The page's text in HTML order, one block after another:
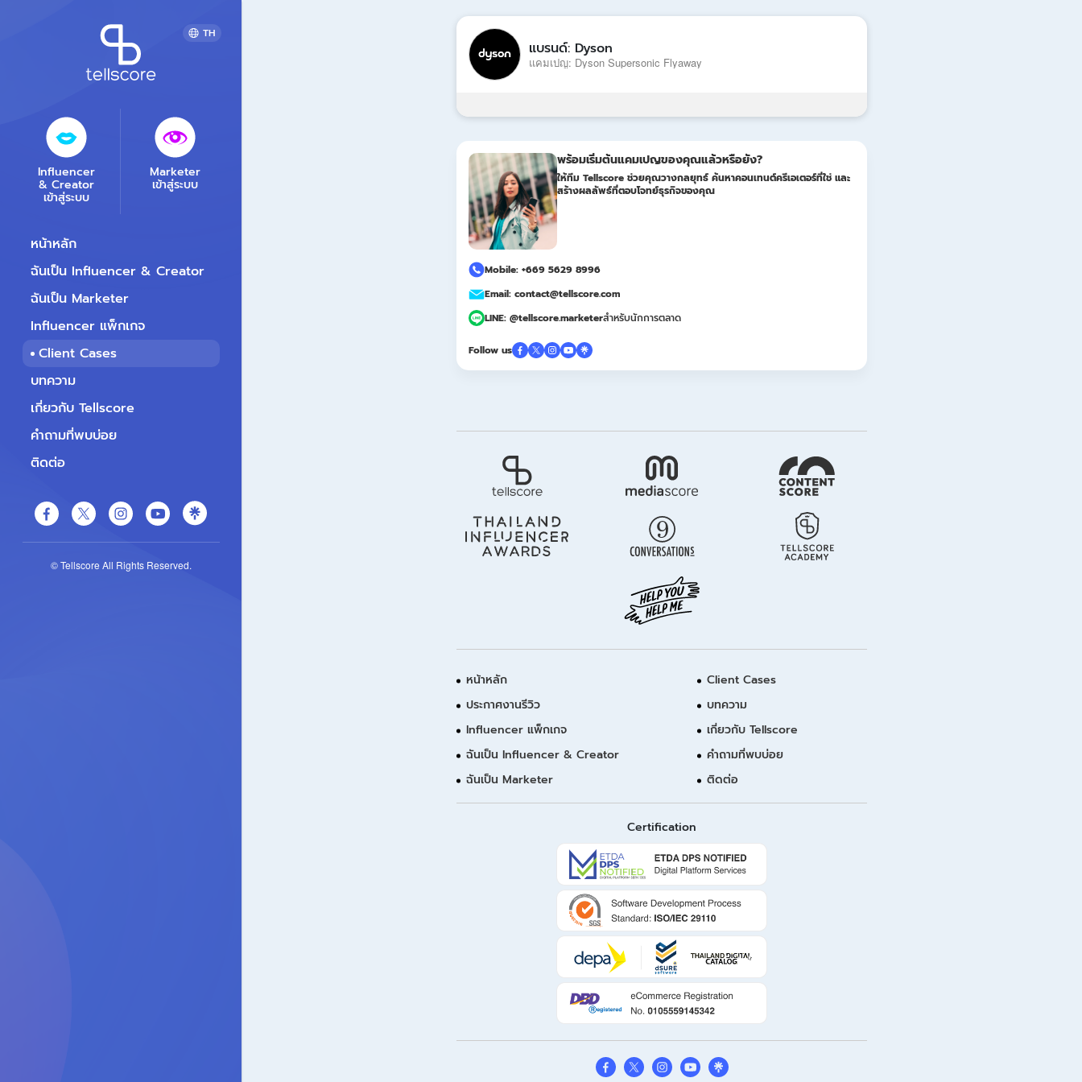
TH
Influencer
& Creator
เข้าสู่ระบบ
Marketer
เข้าสู่ระบบ
หน้าหลัก
ฉันเป็น Influencer & Creator
ฉันเป็น Marketer
Influencer แพ็กเกจ
Client Cases
บทความ
เกี่ยวกับ Tellscore
คำถามที่พบบ่อย
ติดต่อ
© Tellscore All Rights Reserved.
แบรนด์: Dyson
แคมเปญ: Dyson Supersonic Flyaway
พร้อมเริ่มต้นแคมเปญของคุณแล้วหรือยัง?
ให้ทีม Tellscore ช่วยคุณวางกลยุทธ์ ค้นหาคอนเทนต์ครีเอเตอร์ที่ใช่ และ
สร้างผลลัพธ์ที่ตอบโจทย์ธุรกิจของคุณ
Mobile: +669 5629 8996
Email: contact@tellscore.com
LINE: @tellscore.marketerสำหรับนักการตลาด
Follow us
หน้าหลัก
ประกาศงานรีวิว
Influencer แพ็กเกจ
ฉันเป็น Influencer & Creator
ฉันเป็น Marketer
Client Cases
บทความ
เกี่ยวกับ Tellscore
คำถามที่พบบ่อย
ติดต่อ
Certification